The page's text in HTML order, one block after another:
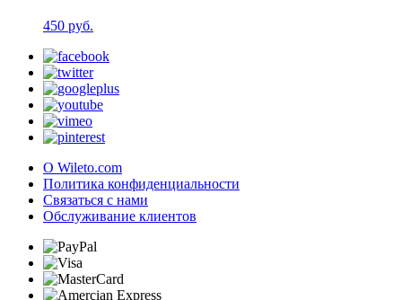
450 руб.
О Wileto.com
Политика конфиденциальности
Связаться с нами
Обслуживание клиентов